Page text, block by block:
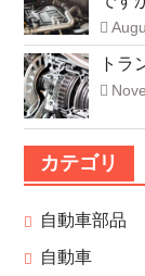
トラ
カテゴリ
自動車部品
自動車